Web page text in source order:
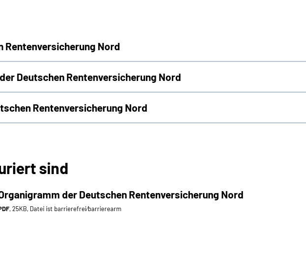
Rentenversicherung Nord
Deutschen Rentenversicherung Nord
Rentenversicherung Nord
sind
der Deutschen Rentenversicherung Nord
, 25KB, Datei ist barrierefrei⁄barrierearm